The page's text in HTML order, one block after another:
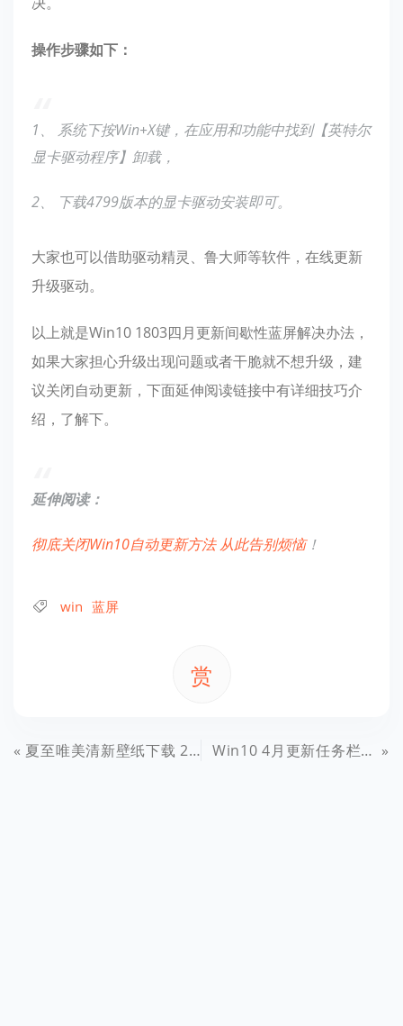
操作步骤如下：
1、 系统下按Win+X键，在应用和功能中找到【英特尔
显卡驱动程序】卸载，
2、 下载4799版本的显卡驱动安装即可。
大家也可以借助驱动精灵、鲁大师等软件，在线更新
升级驱动。
以上就是Win10 1803四月更新间歇性蓝屏解决办法，
如果大家担心升级出现问题或者干脆就不想升级，建
议关闭自动更新，下面延伸阅读链接中有详细技巧介
绍，了解下。
延伸阅读：
彻底关闭Win10自动更新方法 从此告别烦恼！
win 蓝屏
赏
夏至唯美清新壁纸下载 2018夏天清爽壁纸高清图片大全 Win10 4月更新任务栏消失了 一键修复Win10 1803任务栏方法